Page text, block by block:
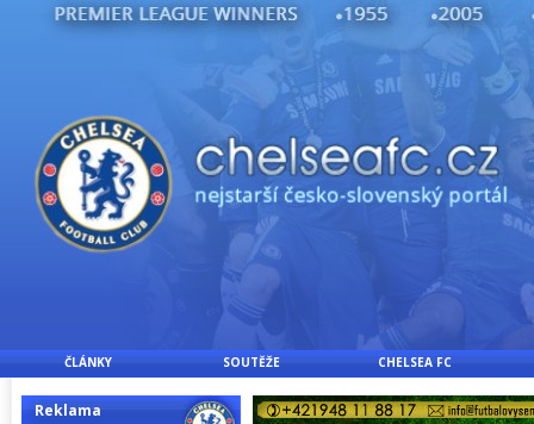
ČLÁNKY SOUTĚŽE CHELSEA FC
Reklama